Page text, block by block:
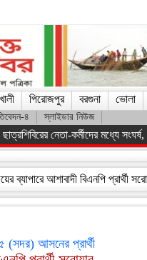
পিরোজপুর বরগুনা ভোলা
৪ স্লাইডার নিউজ
নেতা-কর্মীদের মধ্যে সংঘর্ষ,
ব্যাপারে আশাবাদী বিএনপি প্রার্থী
(সদর) আসনের প্রার্থী